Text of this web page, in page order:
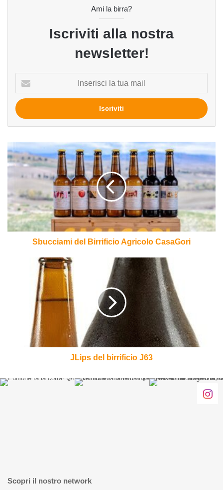
Ami la birra?
Iscriviti alla nostra
newsletter!
tua
mail
Sbucciami
del
Birrificio
Agricolo
Sbucciami del Birrificio Agricolo CasaGori
JLips del birrificio J63
Scopri il nostro network